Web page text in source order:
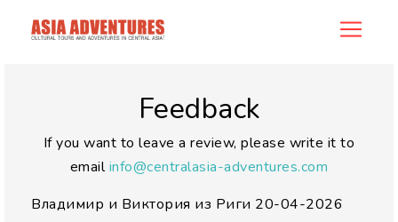
allreview
Feedback
If you want to leave a review, please write it to
emailinfo@centralasia-adventures.com
Владимир и Виктория из Риги 20-04-2026